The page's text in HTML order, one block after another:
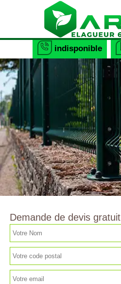
indisponible
Demande de devis gratuit